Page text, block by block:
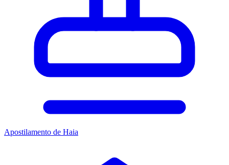
Apostilamento de Haia